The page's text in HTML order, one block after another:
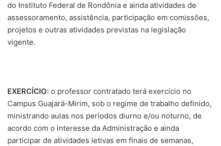
do Instituto Federal de Rondônia e ainda atividades de
assessoramento, assistência, participação em comissões,
projetos e outras atividades previstas na legislação
vigente.
EXERCÍCIO: o professor contratado terá exercício no
Campus Guajará-Mirim, sob o regime de trabalho definido,
ministrando aulas nos períodos diurno e/ou noturno, de
acordo com o interesse da Administração e ainda
participar de atividades letivas em finais de semanas,